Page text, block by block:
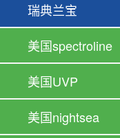
瑞典兰宝
美国spectroline
美国UVP
美国nightsea